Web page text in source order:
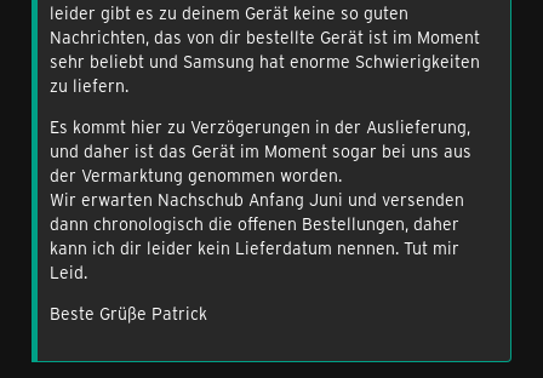
leider gibt es zu deinem Gerät keine so guten
Nachrichten, das von dir bestellte Gerät ist im Moment
sehr beliebt und Samsung hat enorme Schwierigkeiten
zu liefern.
Es kommt hier zu Verzögerungen in der Auslieferung,
und daher ist das Gerät im Moment sogar bei uns aus
der Vermarktung genommen worden.
Wir erwarten Nachschub Anfang Juni und versenden
dann chronologisch die offenen Bestellungen, daher
kann ich dir leider kein Lieferdatum nennen. Tut mir
Leid.
Beste Grüße Patrick